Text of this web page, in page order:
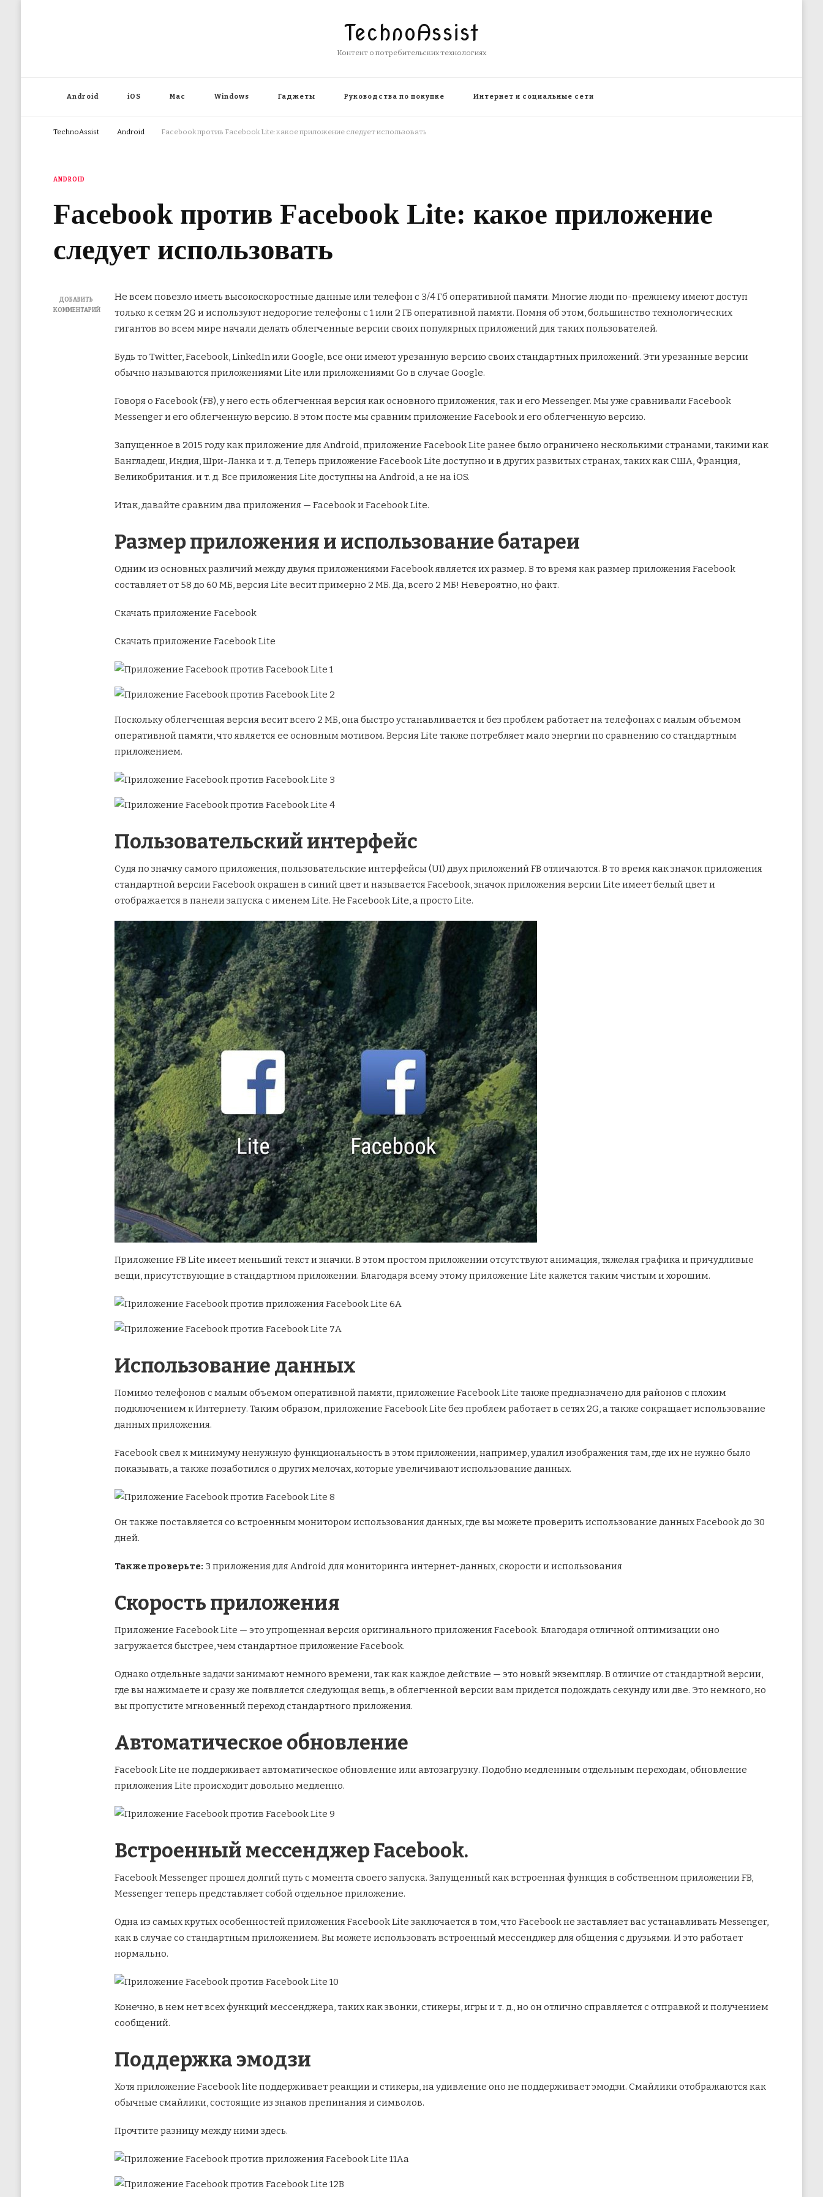
TechnoAssist
Контент о потребительских технологиях
Android iOS Mac Windows Гаджеты Руководства по покупке Интернет и социальные сети
TechnoAssist Android Facebook против Facebook Lite: какое приложение следует использовать
ANDROID
Facebook против Facebook Lite: какое приложение
следует использовать
ДОБАВИТЬ
КОММЕНТАРИЙ
ИСПОЛЬЗОВАТЬ
Не всем повезло иметь высокоскоростные данные или телефон с 3/4 Гб оперативной памяти. Многие люди по-прежнему имеют доступ
только к сетям 2G и используют недорогие телефоны с 1 или 2 ГБ оперативной памяти. Помня об этом,большинство технологических
гигантов во всем мире начали делать облегченные версии своих популярных приложений для таких пользователей.
Будь то Twitter, Facebook, LinkedIn или Google, все они имеют урезанную версию своих стандартных приложений. Эти урезанные версии
обычно называются приложениями Lite или приложениями Go в случае Google.
Говоря о Facebook (FB), у него есть облегченная версия как основного приложения, так и его Messenger. Мы уже сравнивали Facebook
Messenger и его облегченную версию. В этом посте мы сравним приложение Facebook и его облегченную версию.
Запущенное в 2015 году как приложение для Android, приложение Facebook Lite ранее было ограничено несколькими странами, такими как
Бангладеш, Индия, Шри-Ланка и т. д. Теперь приложение Facebook Lite доступно и в других развитых странах, таких как США, Франция,
Великобритания. и т. д. Все приложения Lite доступны на Android, а не на iOS.
Итак, давайте сравним два приложения — Facebook и Facebook Lite.
Размер приложения и использование батареи
Одним из основных различий между двумя приложениями Facebook является их размер. В то время как размер приложения Facebook
составляет от 58 до 60 МБ, версия Lite весит примерно 2 МБ. Да, всего 2 МБ! Невероятно, но факт.
Скачать приложение Facebook
Скачать приложение Facebook Lite
Поскольку облегченная версия весит всего 2 МБ, она быстро устанавливается и без проблем работает на телефонах с малым объемом
оперативной памяти, что является ее основным мотивом. Версия Lite также потребляет мало энергии по сравнению со стандартным
приложением.
Пользовательский интерфейс
Судя по значку самого приложения, пользовательские интерфейсы (UI) двух приложений FB отличаются. В то время как значок приложения
стандартной версии Facebook окрашен в синий цвет и называется Facebook, значок приложения версии Lite имеет белый цвет и
отображается в панели запуска с именем Lite. Не Facebook Lite, а просто Lite.
Приложение FB Lite имеет меньший текст и значки. В этом простом приложении отсутствуют анимация, тяжелая графика и причудливые
вещи, присутствующие в стандартном приложении. Благодаря всему этому приложение Lite кажется таким чистым и хорошим.
Использование данных
Помимо телефонов с малым объемом оперативной памяти, приложение Facebook Lite также предназначено для районов с плохим
подключением к Интернету. Таким образом, приложение Facebook Lite без проблем работает в сетях 2G, а также сокращает использование
данных приложения.
Facebook свел к минимуму ненужную функциональность в этом приложении, например, удалил изображения там, где их не нужно было
показывать, а также позаботился о других мелочах, которые увеличивают использование данных.
Он также поставляется со встроенным монитором использования данных, где вы можете проверить использование данных Facebook до 30
дней.
Также проверьте: 3 приложения для Android для мониторинга интернет-данных, скорости и использования
Скорость приложения
Приложение Facebook Lite — это упрощенная версия оригинального приложения Facebook. Благодаря отличной оптимизации оно
загружается быстрее, чем стандартное приложение Facebook.
Однако отдельные задачи занимают немного времени, так как каждое действие — это новый экземпляр. В отличие от стандартной версии,
где вы нажимаете и сразу же появляется следующая вещь, в облегченной версии вам придется подождать секунду или две. Это немного, но
вы пропустите мгновенный переход стандартного приложения.
Автоматическое обновление
Facebook Lite не поддерживает автоматическое обновление или автозагрузку. Подобно медленным отдельным переходам, обновление
приложения Lite происходит довольно медленно.
Встроенный мессенджер Facebook.
Facebook Messenger прошел долгий путь с момента своего запуска. Запущенный как встроенная функция в собственном приложении FB,
Messenger теперь представляет собой отдельное приложение.
Одна из самых крутых особенностей приложения Facebook Lite заключается в том, что Facebook не заставляет вас устанавливать Messenger,
как в случае со стандартным приложением. Вы можете использовать встроенный мессенджер для общения с друзьями. И это работает
нормально.
Конечно, в нем нет всех функций мессенджера, таких как звонки, стикеры, игры и т. д., но он отлично справляется с отправкой и получением
сообщений.
Поддержка эмодзи
Хотя приложение Facebook lite поддерживает реакции и стикеры, на удивление оно не поддерживает эмодзи. Смайлики отображаются как
обычные смайлики, состоящие из знаков препинания и символов.
Прочтите разницу между ними здесь.